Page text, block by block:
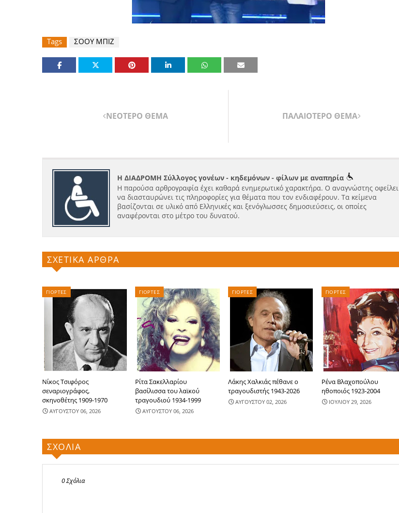
Tags ΣΟΟΥ ΜΠΙΖ
ΝΕΟΤΕΡΟ ΘΕΜΑ ΠΑΛΑΙΟΤΕΡΟ ΘΕΜΑ
Η ΔΙΑΔΡΟΜΗ Σύλλογος γονέων - κηδεμόνων - φίλων με αναπηρία
Η παρούσα αρθρογραφία έχει καθαρά ενημερωτικό χαρακτήρα. Ο αναγνώστης οφείλει
να διασταυρώνει τις πληροφορίες για θέματα που τον ενδιαφέρουν. Τα κείμενα
βασίζονται σε υλικό από Ελληνικές και ξενόγλωσσες δημοσιεύσεις, οι οποίες
αναφέρονται στο μέτρο του δυνατού.
ΣΧΕΤΙΚΑ ΑΡΘΡΑ
ΓΙΟΡΤΕΣ
Νίκος Τσιφόρος
σεναριογράφος,
σκηνοθέτης 1909-1970
ΑΥΓΟΥΣΤΟΥ 06, 2026
ΓΙΟΡΤΕΣ
Ρίτα Σακελλαρίου
βασίλισσα του λαϊκού
τραγουδιού 1934-1999
ΑΥΓΟΥΣΤΟΥ 06, 2026
ΓΙΟΡΤΕΣ
Λάκης Χαλκιάς πέθανε ο
τραγουδιστής 1943-2026
ΑΥΓΟΥΣΤΟΥ 02, 2026
ΓΙΟΡΤΕΣ
Ρένα Βλαχοπούλου
ηθοποιός 1923-2004
ΙΟΥΛΙΟΥ 29, 2026
ΣΧΟΛΙΑ
0 Σχόλια